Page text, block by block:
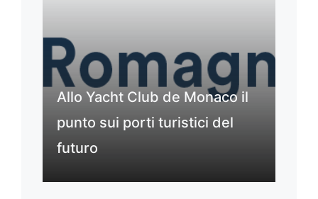
Allo Yacht Club de Monaco il
punto sui porti turistici del
futuro